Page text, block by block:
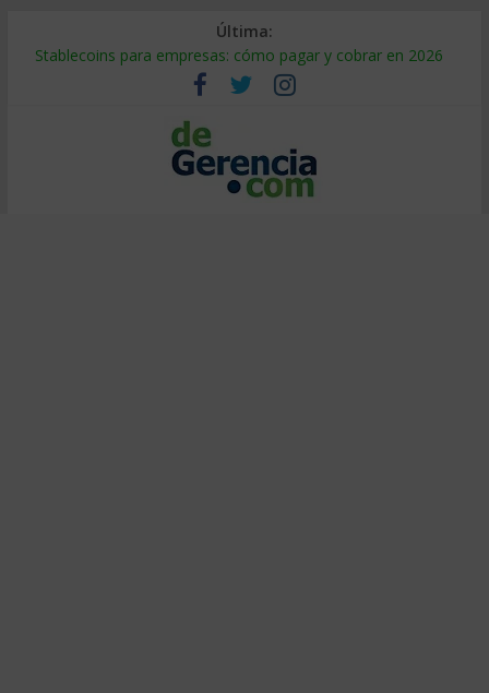
Última:
Stablecoins para empresas: cómo pagar y cobrar en 2026
Despido silencioso: qué es y por qué sale tan caro
IA en selección de personal: cómo auditarla a tiempo
Trabajo forzoso en la cadena de suministro: qué hacer
Mercado hispano de EE. UU.: cómo segmentarlo y venderle